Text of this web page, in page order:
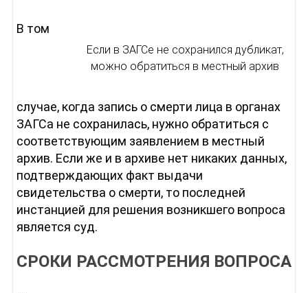
Если в ЗАГСе не сохранился дубликат,
можно обратиться в местный архив
В том
случае, когда запись о смерти лица в органах
ЗАГСа не сохранилась, нужно обратиться с
соответствующим заявлением в местный
архив. Если же и в архиве нет никаких данных,
подтверждающих факт выдачи
свидетельства о смерти, то последней
инстанцией для решения возникшего вопроса
является суд.
СРОКИ РАССМОТРЕНИЯ ВОПРОСА